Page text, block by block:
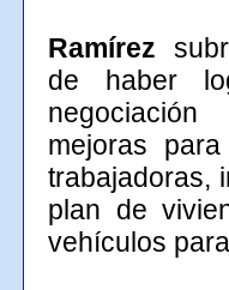
Ramírez
de haber
mejoras
trabajadoras,
plan de
vehículos